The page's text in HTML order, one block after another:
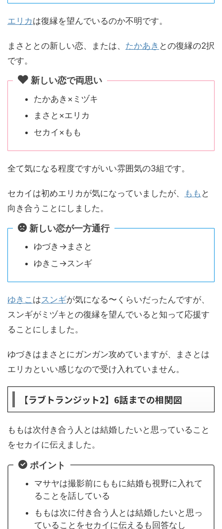
エリカは復縁を望んでいるのか不明です。
まさととの新しい恋、または、 たかあき との復縁の2択
です。
新しい恋で両思い
たかあき×ミヅキ
まさと×エリカ
セカイ×もも
全て気になる程度ですがいい雰囲気の3組です。
セカイは初めエリカが気になっていましたが、 もも と
向き合うことにしました。
新しい恋が一方通行
ゆづき→まさと
ゆきこ→スンギ
ゆきこ はスンギが気になる〜くらいだったんですが、
スンギがミヅキとの復縁を望んでいると知って応援す
ることにしました。
ゆづきはまさとにガンガン攻めていますが、まさとは
エリカといい感じなので受け入れていません。
【ラブトランジット2】6話までの相関図
ももは次付き合う人とは結婚したいと思っていること
をセカイに伝えました。
ポイント
マサヤは撮影前にももに結婚も視野に入れて
ることを話している
ももは次に付き合う人とは結婚したいと思っ
ていることをセカイに伝えるも回答なし